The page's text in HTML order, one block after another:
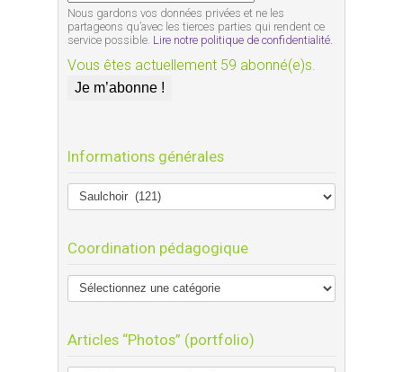
Nous gardons vos données privées et ne les
partageons qu’avec les tierces parties qui rendent ce
service possible. Lire notre politique de confidentialité.
Vous êtes actuellement 59 abonné(e)s.
Informations générales
Coordination pédagogique
Articles “Photos” (portfolio)